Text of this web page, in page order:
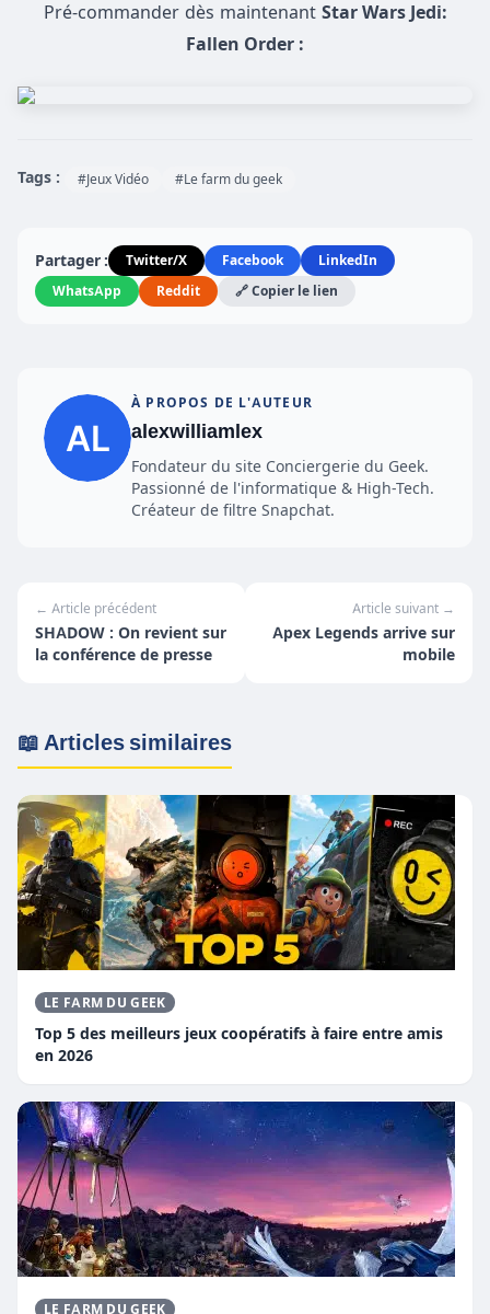
Pré-commander dès maintenant Star Wars Jedi:
Fallen Order :
Tags : #Jeux Vidéo #Le farm du geek
Partager : Twitter/X Facebook
LinkedIn
WhatsApp
Reddit 🔗 Copier le lien
À PROPOS DE L'AUTEUR
alexwilliamlex
Fondateur du site Conciergerie du Geek.
Passionné de l'informatique & High-Tech.
Créateur de filtre Snapchat.
← Article précédent
SHADOW : On revient sur
la conférence de presse
Article suivant →
Apex Legends arrive sur
mobile
📖 Articles similaires
LE FARM DU GEEK
Top 5 des meilleurs jeux coopératifs à faire entre amis
en 2026
LE FARM DU GEEK